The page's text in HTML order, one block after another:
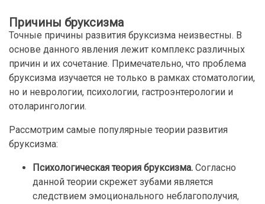
Причины бруксизма
Точные причины развития бруксизма неизвестны. В
основе данного явления лежит комплекс различных
причин и их сочетание. Примечательно, что проблема
бруксизма изучается не только в рамках стоматологии,
но и неврологии, психологии, гастроэнтерологии и
отоларингологии.
Рассмотрим самые популярные теории развития
бруксизма:
Психологическая теория бруксизма. Согласно
данной теории скрежет зубами является
следствием эмоционального неблагополучия,